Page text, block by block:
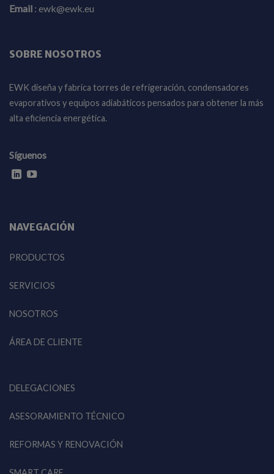
NAVEGACIÓN
PRODUCTOS
SERVICIOS
NOSOTROS
ÁREA DE CLIENTE
DELEGACIONES
ASESORAMIENTO TÉCNICO
REFORMAS Y RENOVACIÓN
Email : ewk@ewk.eu
SOBRE NOSOTROS
EWK diseña y fabrica torres de refrigeración, condensadores
evaporativos y equipos adiabáticos pensados para obtener la más
alta eficiencia energética.
Síguenos